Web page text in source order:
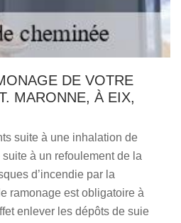
DE VOTRE
MARONNE, À EIX,
suite à une inhalation de
à un refoulement de la
d’incendie par la
ramonage est obligatoire à
enlever les dépôts de suie